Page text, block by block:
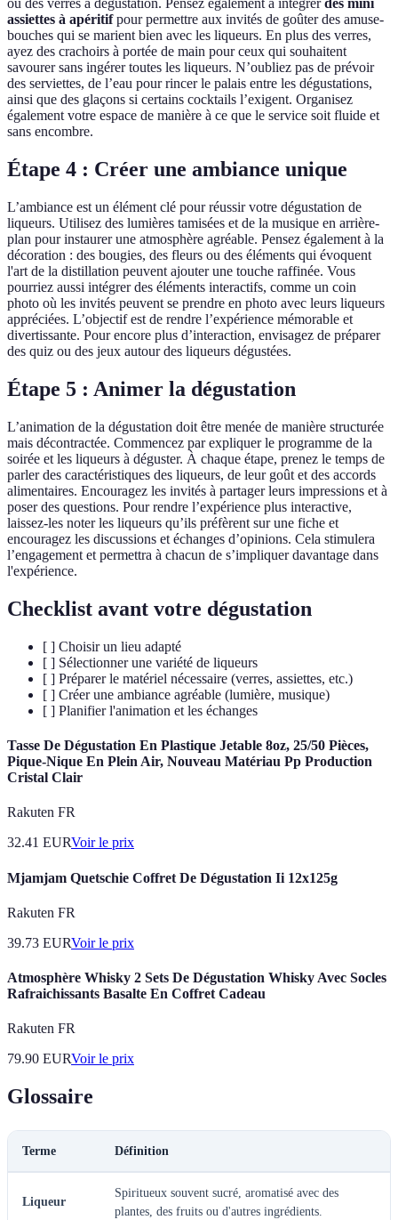
ou des verres à dégustation. Pensez également à intégrerdes mini
assiettes à apéritifpour permettre aux invités de goûter des amuse-
bouches qui se marient bien avec les liqueurs. En plus des verres,
ayez des crachoirs à portée de main pour ceux qui souhaitent
savourer sans ingérer toutes les liqueurs. N’oubliez pas de prévoir
des serviettes, de l’eau pour rincer le palais entre les dégustations,
ainsi que des glaçons si certains cocktails l’exigent. Organisez
également votre espace de manière à ce que le service soit fluide et
sans encombre.
Étape 4 : Créer une ambiance unique
L’ambiance est un élément clé pour réussir votre dégustation de
liqueurs. Utilisez des lumières tamisées et de la musique en arrière-
plan pour instaurer une atmosphère agréable. Pensez également à la
décoration : des bougies, des fleurs ou des éléments qui évoquent
l'art de la distillation peuvent ajouter une touche raffinée. Vous
pourriez aussi intégrer des éléments interactifs, comme un coin
photo où les invités peuvent se prendre en photo avec leurs liqueurs
appréciées. L’objectif est de rendre l’expérience mémorable et
divertissante. Pour encore plus d’interaction, envisagez de préparer
des quiz ou des jeux autour des liqueurs dégustées.
Étape 5 : Animer la dégustation
L’animation de la dégustation doit être menée de manière structurée
mais décontractée. Commencez par expliquer le programme de la
soirée et les liqueurs à déguster. À chaque étape, prenez le temps de
parler des caractéristiques des liqueurs, de leur goût et des accords
alimentaires. Encouragez les invités à partager leurs impressions et à
poser des questions. Pour rendre l’expérience plus interactive,
laissez-les noter les liqueurs qu’ils préfèrent sur une fiche et
encouragez les discussions et échanges d’opinions. Cela stimulera
l’engagement et permettra à chacun de s’impliquer davantage dans
l'expérience.
Checklist avant votre dégustation
[ ] Choisir un lieu adapté
[ ] Sélectionner une variété de liqueurs
[ ] Préparer le matériel nécessaire (verres, assiettes, etc.)
[ ] Créer une ambiance agréable (lumière, musique)
[ ] Planifier l'animation et les échanges
Tasse De Dégustation En Plastique Jetable 8oz, 25/50 Pièces,
Pique-Nique En Plein Air, Nouveau Matériau Pp Production
Cristal Clair
Rakuten FR
32.41 EURVoir le prix
Mjamjam Quetschie Coffret De Dégustation Ii 12x125g
Rakuten FR
39.73 EURVoir le prix
Atmosphère Whisky 2 Sets De Dégustation Whisky Avec Socles
Rafraichissants Basalte En Coffret Cadeau
Rakuten FR
79.90 EURVoir le prix
Glossaire
Terme Définition
Liqueur
Spiritueux souvent sucré, aromatisé avec des
plantes, des fruits ou d'autres ingrédients.